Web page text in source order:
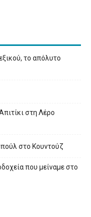
το απόλυτο
στη Λέρο
στο Κουντούζ
που μείναμε στο